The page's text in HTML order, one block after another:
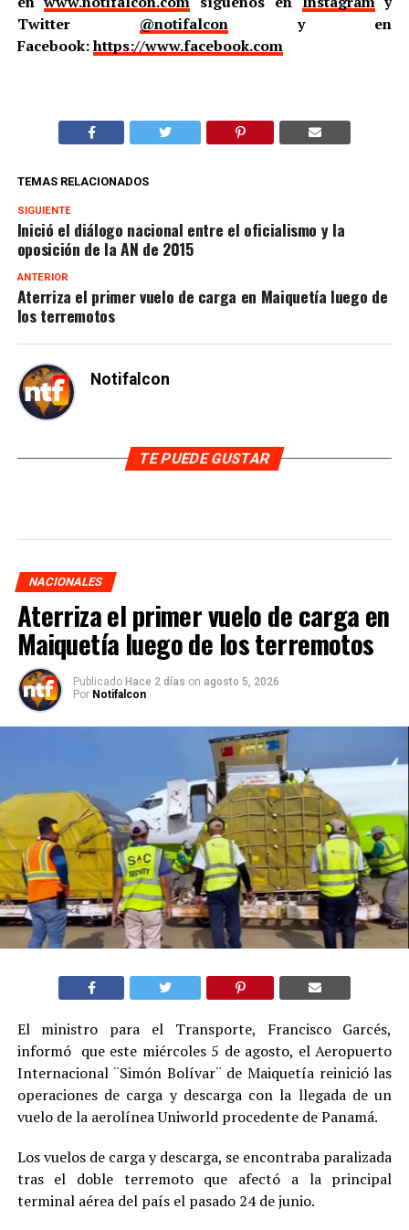
Twitter @notifalcony en
Facebook:https://www.facebook.com
TEMAS RELACIONADOS
SIGUIENTE
Inició el diálogo nacional entre el oficialismo y la
oposición de la AN de 2015
ANTERIOR
Aterriza el primer vuelo de carga en Maiquetía luego de
los terremotos
Notifalcon
TE PUEDE GUSTAR
NACIONALES
Aterriza el primer vuelo de carga en
Maiquetía luego de los terremotos
Publicado Hace 2 días on agosto 5, 2026
Por Notifalcon
El ministro para el Transporte, Francisco Garcés,
informó que este miércoles 5 de agosto, el Aeropuerto
Internacional ¨Simón Bolívar¨ de Maiquetía reinició las
operaciones de carga y descarga con la llegada de un
vuelo de la aerolínea Uniworld procedente de Panamá.
Los vuelos de carga y descarga, se encontraba paralizada
tras el doble terremoto que afectó a la principal
terminal aérea del país el pasado 24 de junio.